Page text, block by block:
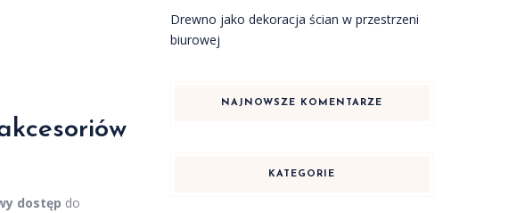
dostęp do
Drewno jako dekoracja ścian w przestrzeni
biurowej
NAJNOWSZE KOMENTARZE
KATEGORIE